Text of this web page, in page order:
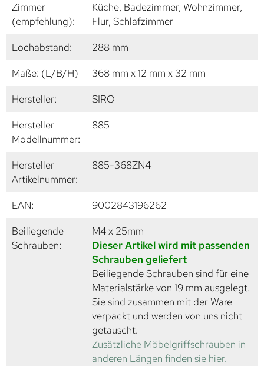
Zimmer
(empfehlung):
Küche, Badezimmer, Wohnzimmer,
Flur, Schlafzimmer
Lochabstand:
288 mm
Maße: (L/B/H)
368 mm x 12 mm x 32 mm
Hersteller:
SIRO
Hersteller
Modellnummer:
885
Hersteller
Artikelnummer:
885-368ZN4
EAN:
9002843196262
Beiliegende
Schrauben:
M4 x 25mm
Dieser Artikel wird mit passenden
Schrauben geliefert
Beiliegende Schrauben sind für eine
Materialstärke von 19 mm ausgelegt.
Sie sind zusammen mit der Ware
verpackt und werden von uns nicht
getauscht.
Zusätzliche Möbelgriffschrauben in
anderen Längen finden sie hier.